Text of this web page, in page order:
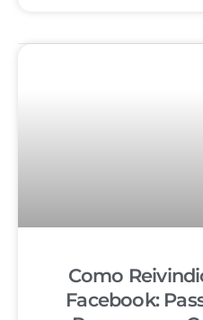
Como
Facebook: